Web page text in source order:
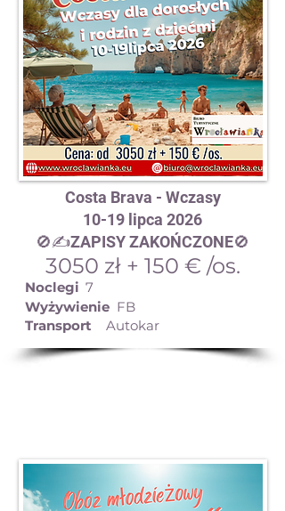
Costa Brava - Wczasy
10-19 lipca 2026
🚫✍️ZAPISY ZAKOŃCZONE🚫
3050 zł + 150 € /os.
Noclegi 7
Wyżywienie FB
Transport
Autokar